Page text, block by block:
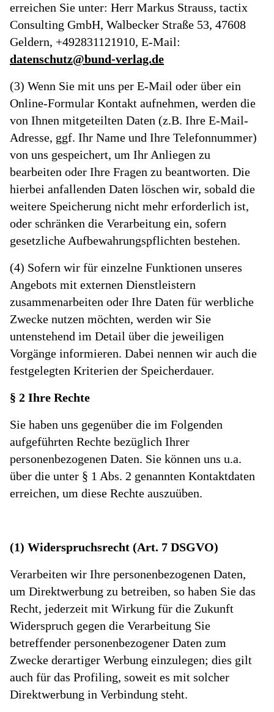
erreichen Sie unter: Herr Markus Strauss, tactix
Consulting GmbH, Walbecker Straße 53, 47608
Geldern, +492831121910, E-Mail:
datenschutz@bund-verlag.de
(3) Wenn Sie mit uns per E-Mail oder über ein
Online-Formular Kontakt aufnehmen, werden die
von Ihnen mitgeteilten Daten (z.B. Ihre E-Mail-
Adresse, ggf. Ihr Name und Ihre Telefonnummer)
von uns gespeichert, um Ihr Anliegen zu
bearbeiten oder Ihre Fragen zu beantworten. Die
hierbei anfallenden Daten löschen wir, sobald die
weitere Speicherung nicht mehr erforderlich ist,
oder schränken die Verarbeitung ein, sofern
gesetzliche Aufbewahrungspflichten bestehen.
(4) Sofern wir für einzelne Funktionen unseres
Angebots mit externen Dienstleistern
zusammenarbeiten oder Ihre Daten für werbliche
Zwecke nutzen möchten, werden wir Sie
untenstehend im Detail über die jeweiligen
Vorgänge informieren. Dabei nennen wir auch die
festgelegten Kriterien der Speicherdauer.
§ 2 Ihre Rechte
Sie haben uns gegenüber die im Folgenden
aufgeführten Rechte bezüglich Ihrer
personenbezogenen Daten. Sie können uns u.a.
über die unter § 1 Abs. 2 genannten Kontaktdaten
erreichen, um diese Rechte auszuüben.
(1) Widerspruchsrecht (Art. 7 DSGVO)
Verarbeiten wir Ihre personenbezogenen Daten,
um Direktwerbung zu betreiben, so haben Sie das
Recht, jederzeit mit Wirkung für die Zukunft
Widerspruch gegen die Verarbeitung Sie
betreffender personenbezogener Daten zum
Zwecke derartiger Werbung einzulegen; dies gilt
auch für das Profiling, soweit es mit solcher
Direktwerbung in Verbindung steht.